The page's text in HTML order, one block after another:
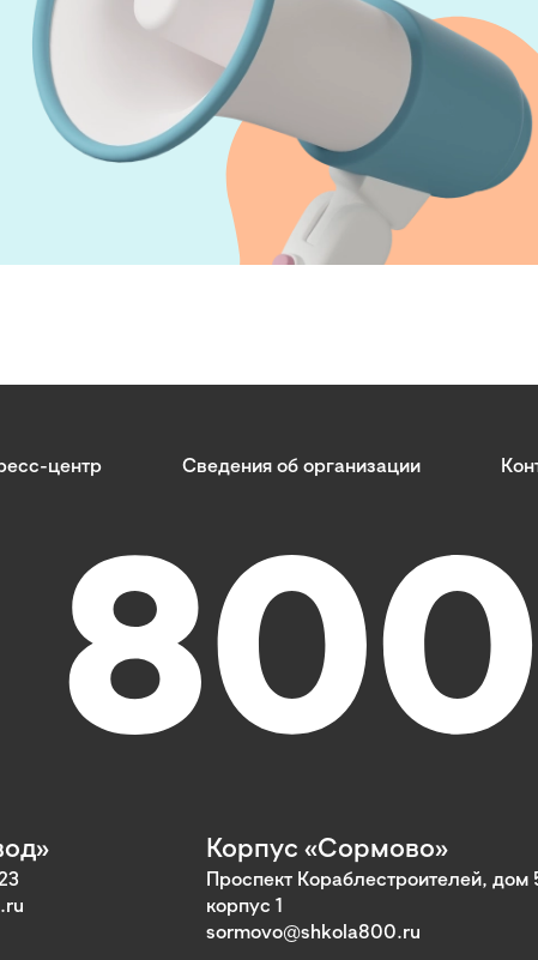
центр Сведения об организации
Корпус «Сормово»
Проспект Кораблестроителей, дом
корпус 1
sormovo@shkola800.ru